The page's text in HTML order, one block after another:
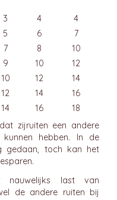
3 4
4
5 6
7
7 8
10
9 10
12
10 12
14
12 14
16
14 16
18
zijruiten een andere
hebben. In de
gedaan, toch kan het
nauwelijks last van
de andere ruiten bij